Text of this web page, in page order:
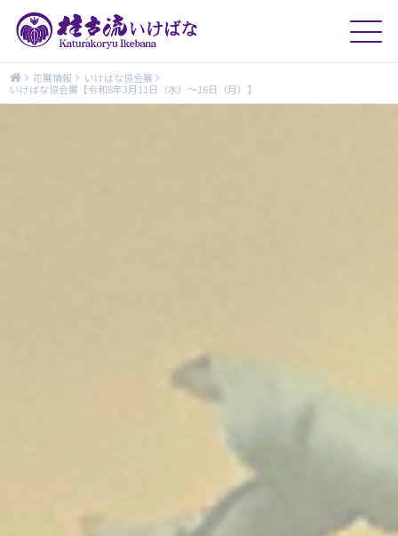
花展情報
いけばな協会展
いけばな協会展【令和8年3月11日（水）〜16日（月）】